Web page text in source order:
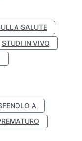
SALUTE
STUDI IN VIVO
A